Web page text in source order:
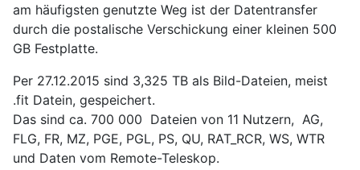
am häufigsten genutzte Weg ist der Datentransfer
durch die postalische Verschickung einer kleinen 500
GB Festplatte.
Per 27.12.2015 sind 3,325 TB als Bild-Dateien, meist
.fit Datein, gespeichert.
Das sind ca. 700 000 Dateien von 11 Nutzern, AG,
FLG, FR, MZ, PGE, PGL, PS, QU, RAT_RCR, WS, WTR
und Daten vom Remote-Teleskop.